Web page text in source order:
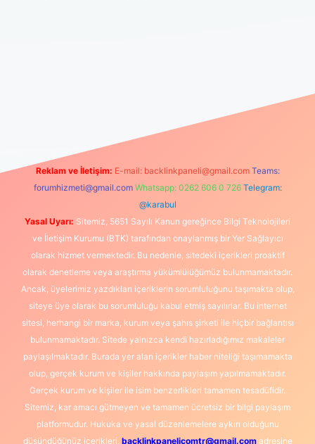
elexbetgiris.org
Reklam ve İletişim: E-mail: backlinkpaneli@gmail.com Teams:
forumhizmeti@gmail.com Whatsapp: 0262 606 0 726 Telegram:
@karabul
Yasal Uyarı: Sitemiz, 5651 Sayılı Kanun gereğince Bilgi Teknolojileri
ve İletişim Kurumu (BTK) tarafından onaylanmış bir Yer Sağlayıcı
olarak hizmet vermektedir. Bu nedenle, sitedeki içerikleri proaktif
olarak denetleme veya araştırma yükümlülüğümüz bulunmamaktadır.
Ancak, üyelerimiz yazdıkları içeriklerin sorumluluğunu taşımakta olup,
siteye üye olarak bu sorumluluğu kabul etmiş sayılırlar. Bu internet
sitesi, herhangi bir marka, kurum veya şahıs şirketi ile hiçbir bağlantısı
bulunmamaktadır. Sitede yalnızca kendi hazırladığımız makaleler
paylaşılmaktadır. Burada yer alan içerikler haber niteliği taşımamakta
olup, gerçek kurum ve kişiler hakkında paylaşım yapılmamaktadır.
Gerçek kurum ve kişiler ile isim benzerlikleri tamamen tesadüfidir.
Sitemiz, kar amacı gütmeyen ve tamamen ücretsiz bir bilgi paylaşım
platformudur. Hukuka ve yasal düzenlemelere aykırı olduğunu
düşündüğünüz içerikleri, backlinkpanelicomtr@gmail.comadresine